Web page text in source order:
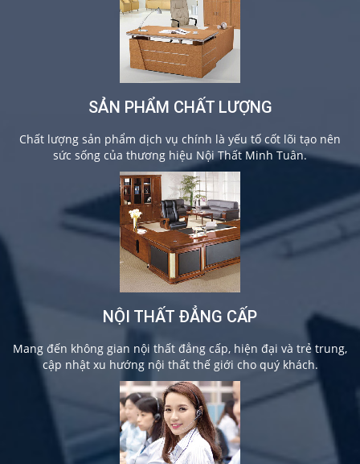
SẢN PHẨM CHẤT LƯỢNG
Chất lượng sản phẩm dịch vụ chính là yếu tố cốt lõi tạo nên
sức sống của thương hiệu Nội Thất Minh Tuân.
NỘI THẤT ĐẲNG CẤP
Mang đến không gian nội thất đẳng cấp, hiện đại và trẻ trung,
cập nhật xu hướng nội thất thế giới cho quý khách.